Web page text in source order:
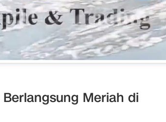
Meriah di